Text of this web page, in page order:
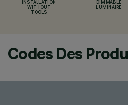
INSTALLATION
WITHOUT
TOOLS
DIMMABLE
LUMINAIRE
Codes Des